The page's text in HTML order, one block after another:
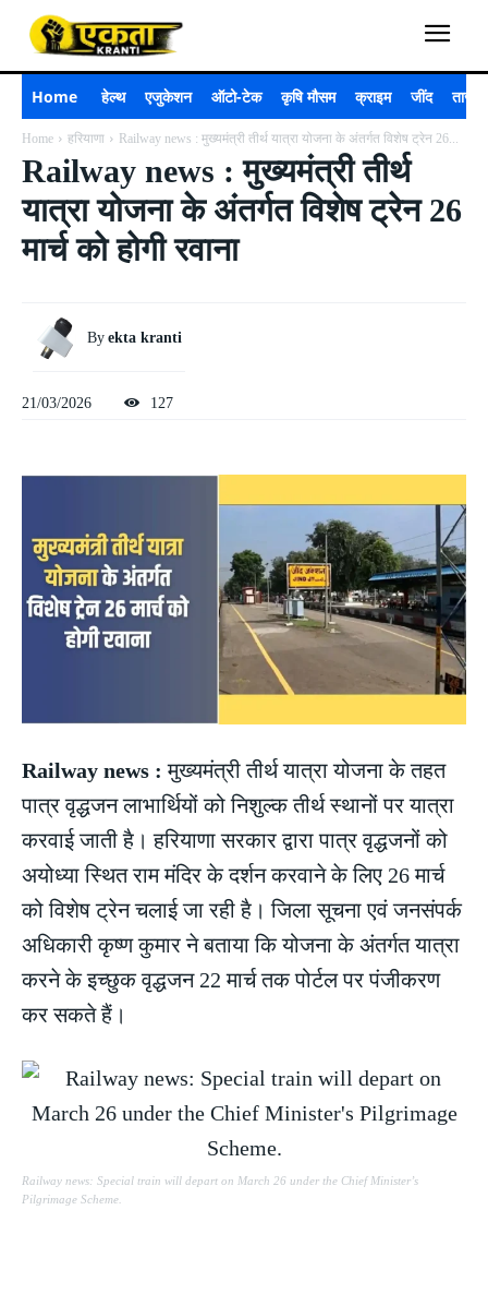
Home हेल्थ एजुकेशन ऑटो-टेक कृषि मौसम क्राइम जींद ताजा
Home हरियाणा Railway news : मुख्यमंत्री तीर्थ यात्रा योजना के अंतर्गत विशेष ट्रेन 26...
Railway news : मुख्यमंत्री तीर्थ
यात्रा योजना के अंतर्गत विशेष ट्रेन 26
मार्च को होगी रवाना
By ekta kranti
21/03/2026 127
Railway news : मुख्यमंत्री तीर्थ यात्रा योजना के तहत
पात्र वृद्धजन लाभार्थियों को निशुल्क तीर्थ स्थानों पर यात्रा
करवाई जाती है। हरियाणा सरकार द्वारा पात्र वृद्धजनों को
अयोध्या स्थित राम मंदिर के दर्शन करवाने के लिए 26 मार्च
को विशेष ट्रेन चलाई जा रही है। जिला सूचना एवं जनसंपर्क
अधिकारी कृष्ण कुमार ने बताया कि योजना के अंतर्गत यात्रा
करने के इच्छुक वृद्धजन 22 मार्च तक पोर्टल पर पंजीकरण
कर सकते हैं।
Railway news: Special train will depart on March 26 under the Chief Minister’s
Pilgrimage Scheme.